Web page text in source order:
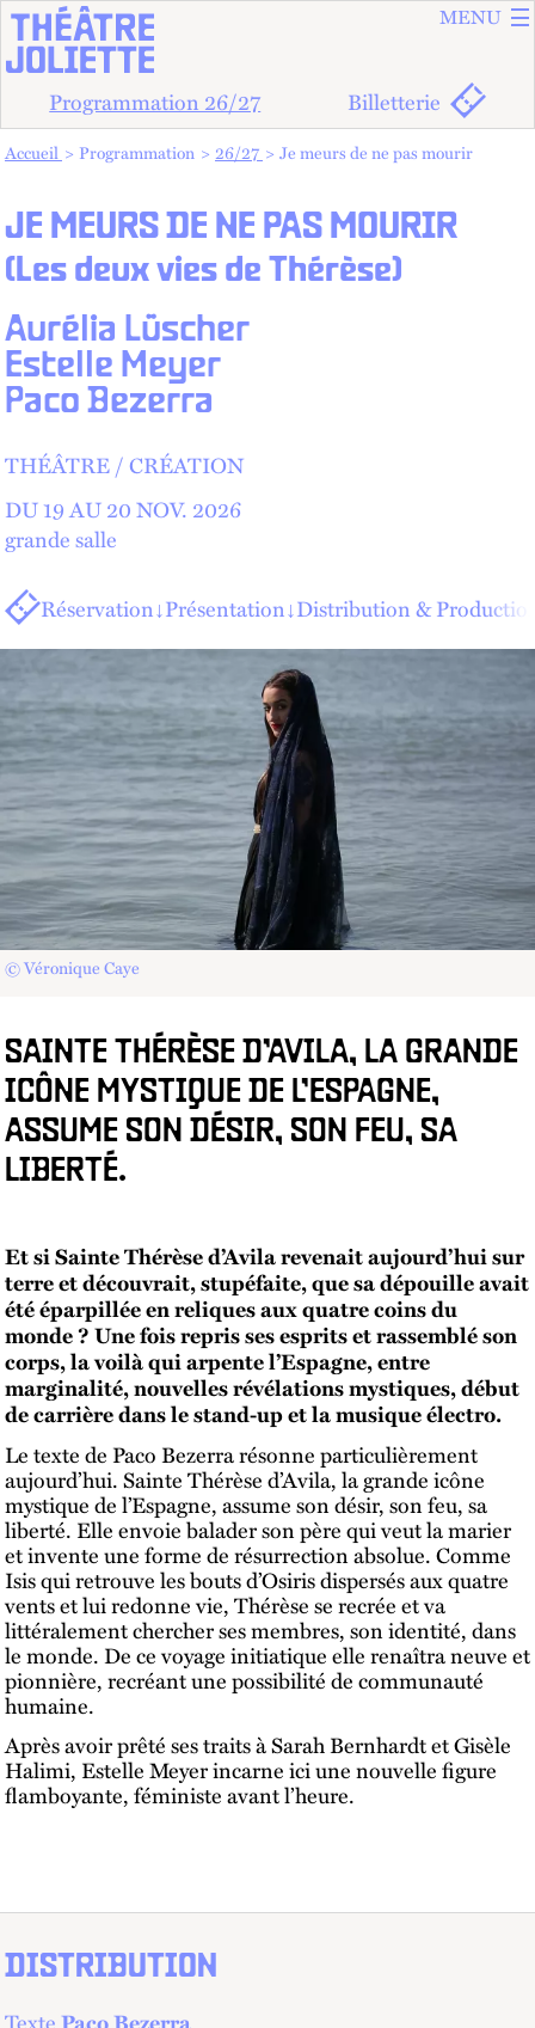
ALLER
ALLER
MENU
Programmation 26/27 Billetterie
Vous êtes dans :
Accueil Programmation 26/27 Je meurs de ne pas mourir
JE MEURS DE NE PAS MOURIR
(Les deux vies de Thérèse)
Aurélia Lüscher
Estelle Meyer
Paco Bezerra
THÉÂTRE CRÉATION
DU 19 AU20NOV. 2026
grande salle
Réservation↓Présentation↓Distribution &
© Véronique Caye
SAINTE THÉRÈSE D’AVILA, LA GRANDE
ICÔNE MYSTIQUE DE L’ESPAGNE,
ASSUME SON DÉSIR, SON FEU, SA
LIBERTÉ.
Et si Sainte Thérèse d’Avila revenait aujourd’hui sur
terre et découvrait, stupéfaite, que sa dépouille avait
été éparpillée en reliques aux quatre coins du
monde ? Une fois repris ses esprits et rassemblé son
corps, la voilà qui arpente l’Espagne, entre
marginalité, nouvelles révélations mystiques, début
de carrière dans le stand-up et la musique électro.
Le texte de Paco Bezerra résonne particulièrement
aujourd’hui. Sainte Thérèse d’Avila, la grande icône
mystique de l’Espagne, assume son désir, son feu, sa
liberté. Elle envoie balader son père qui veut la marier
et invente une forme de résurrection absolue. Comme
Isis qui retrouve les bouts d’Osiris dispersés aux quatre
vents et lui redonne vie, Thérèse se recrée et va
littéralement chercher ses membres, son identité, dans
le monde. De ce voyage initiatique elle renaîtra neuve et
pionnière, recréant une possibilité de communauté
humaine.
Après avoir prêté ses traits à Sarah Bernhardt et Gisèle
Halimi, Estelle Meyer incarne ici une nouvelle figure
flamboyante, féministe avant l’heure.
DISTRIBUTION
Texte